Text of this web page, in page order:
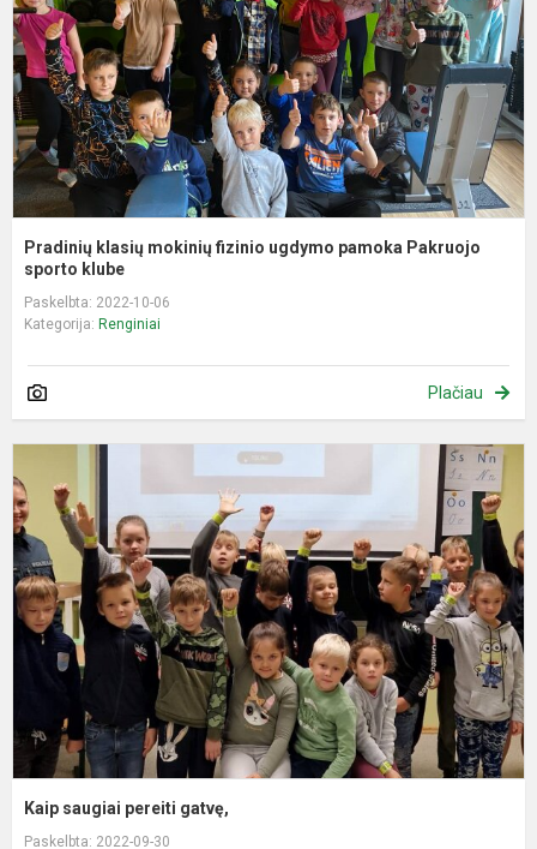
Pradinių klasių mokinių fizinio ugdymo pamoka Pakruojo
sporto klube
Paskelbta: 2022-10-06
Kategorija: Renginiai
Plačiau
Kaip saugiai pereiti gatvę,
Paskelbta: 2022-09-30